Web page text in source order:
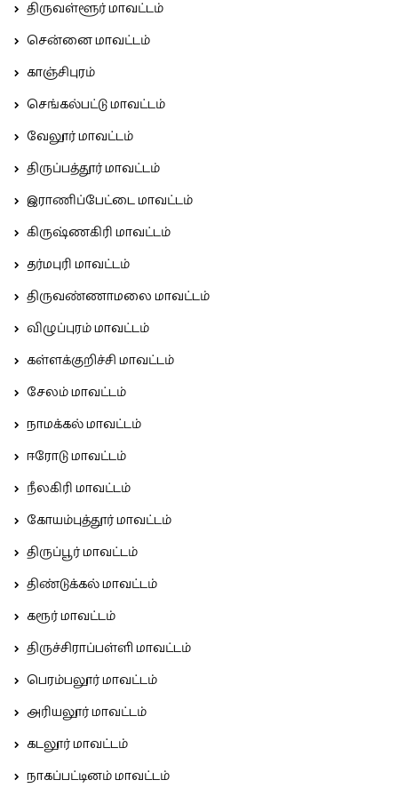
திருவள்ளூர் மாவட்டம்
சென்னை மாவட்டம்
காஞ்சிபுரம்
செங்கல்பட்டு மாவட்டம்
வேலூர் மாவட்டம்
திருப்பத்தூர் மாவட்டம்
இராணிப்பேட்டை மாவட்டம்
கிருஷ்ணகிரி மாவட்டம்
தர்மபுரி மாவட்டம்
திருவண்ணாமலை மாவட்டம்
விழுப்புரம் மாவட்டம்
கள்ளக்குறிச்சி மாவட்டம்
சேலம் மாவட்டம்
நாமக்கல் மாவட்டம்
ஈரோடு மாவட்டம்
நீலகிரி மாவட்டம்
கோயம்புத்தூர் மாவட்டம்
திருப்பூர் மாவட்டம்
திண்டுக்கல் மாவட்டம்
கரூர் மாவட்டம்
திருச்சிராப்பள்ளி மாவட்டம்
பெரம்பலூர் மாவட்டம்
அரியலூர் மாவட்டம்
கடலூர் மாவட்டம்
நாகப்பட்டினம் மாவட்டம்